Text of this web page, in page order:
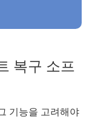
복구 소프
기능을 고려해야